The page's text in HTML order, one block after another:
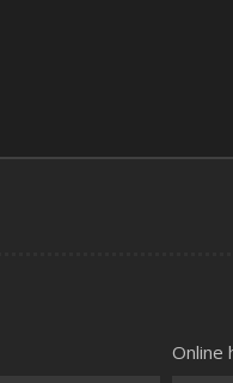
Online